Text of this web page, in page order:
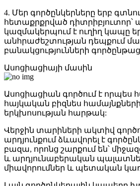
4. Մեր գործընկերները երբ
հետաքրքրված
կազմակերպում է ուղիղ կապը
անհրաժեշտության դեպքում
բանակցությունների
Ասոցիացիայի մասին
Ասոցիացիան գործում է
հայկական բիզնես
երկխոսության հարթակ:
Վերջին տարիների ակտիվ
արդյունքում ձևավորել է
բազա, որոնց շարքում են՝
և արդյունաբերական
միավորումներ և պետական